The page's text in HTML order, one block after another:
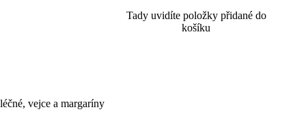
vejce a margaríny
Tady uvidíte položky přidané do
košíku